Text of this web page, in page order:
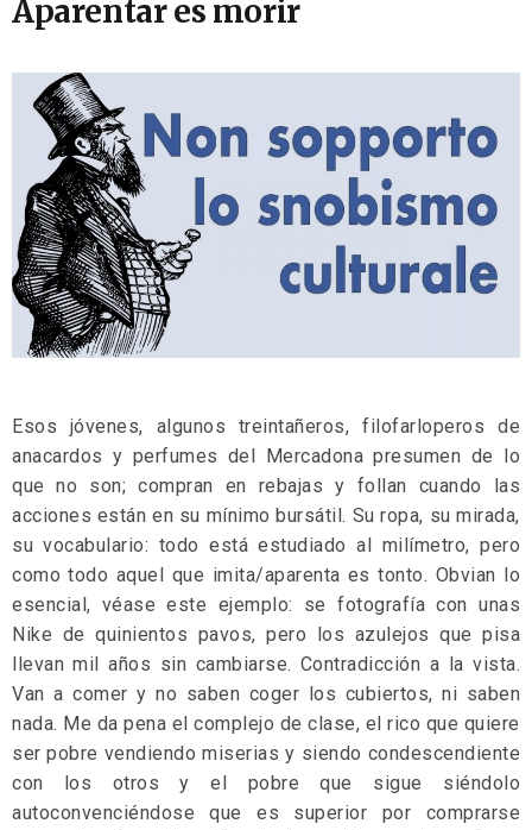
Aparentar es morir
Esos jóvenes, algunos treintañeros, filofarloperos de
anacardos y perfumes del Mercadona presumen de lo
que no son; compran en rebajas y follan cuando las
acciones están en su mínimo bursátil. Su ropa, su mirada,
su vocabulario: todo está estudiado al milímetro, pero
como todo aquel que imita/aparenta es tonto. Obvian lo
esencial, véase este ejemplo: se fotografía con unas
Nike de quinientos pavos, pero los azulejos que pisa
llevan mil años sin cambiarse. Contradicción a la vista.
Van a comer y no saben coger los cubiertos, ni saben
nada. Me da pena el complejo de clase, el rico que quiere
ser pobre vendiendo miserias y siendo condescendiente
con los otros y el pobre que sigue siéndolo
autoconvenciéndose que es superior por comprarse